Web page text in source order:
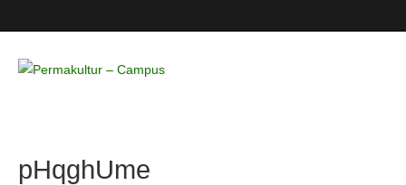
– Campus
pHqghUme